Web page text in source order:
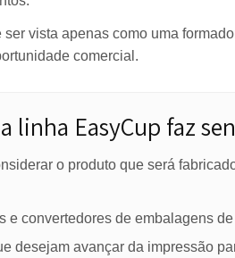
do consumidor. Em todos
campanhas sazonais e
ser vista apenas como
e oportunidade comercial.